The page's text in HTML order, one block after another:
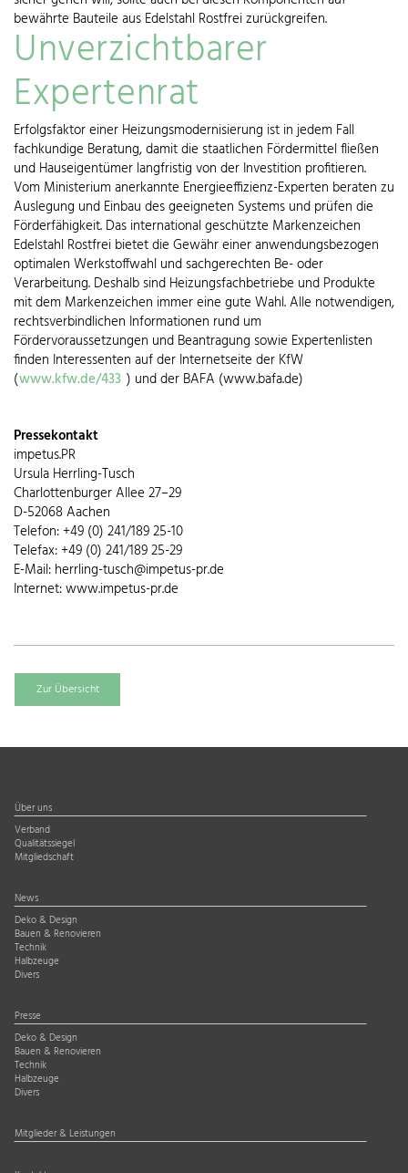
bewährte Bauteile aus Edelstahl Rostfrei zurückgreifen.
Unverzichtbarer
Expertenrat
Erfolgsfaktor einer Heizungsmodernisierung ist in jedem Fall
fachkundige Beratung, damit die staatlichen Fördermittel fließen
und Hauseigentümer langfristig von der Investition profitieren.
Vom Ministerium anerkannte Energieeffizienz-Experten beraten zu
Auslegung und Einbau des geeigneten Systems und prüfen die
Förderfähigkeit. Das international geschützte Markenzeichen
Edelstahl Rostfrei bietet die Gewähr einer anwendungsbezogen
optimalen Werkstoffwahl und sachgerechten Be- oder
Verarbeitung. Deshalb sind Heizungsfachbetriebe und Produkte
mit dem Markenzeichen immer eine gute Wahl. Alle notwendigen,
rechtsverbindlichen Informationen rund um
Fördervoraussetzungen und Beantragung sowie Expertenlisten
finden Interessenten auf der Internetseite der KfW
(www.kfw.de/433 ) und der BAFA (www.bafa.de)
Pressekontakt
impetus.PR
Ursula Herrling-Tusch
Charlottenburger Allee 27–29
D-52068 Aachen
Telefon: +49 (0) 241/189 25-10
Telefax: +49 (0) 241/189 25-29
E-Mail: herrling-tusch@impetus-pr.de
Internet: www.impetus-pr.de
Zur Übersicht
Über uns
Verband
Qualitätssiegel
Mitgliedschaft
News
Deko & Design
Bauen & Renovieren
Technik
Halbzeuge
Divers
Presse
Deko & Design
Bauen & Renovieren
Technik
Halbzeuge
Divers
Mitglieder & Leistungen